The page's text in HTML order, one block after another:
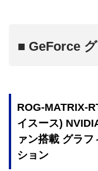
■ GeForce
ROG-MATRIX-
イスース)
ァン搭載 グラ
ション